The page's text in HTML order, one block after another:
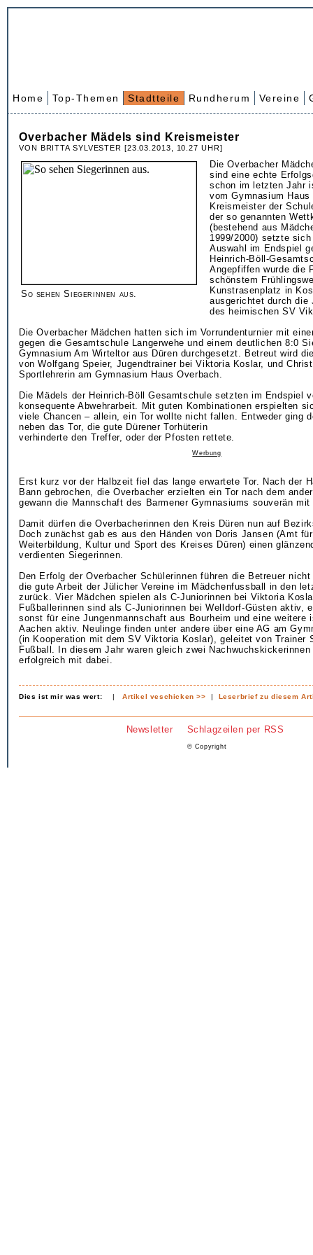
Home Top-Themen Stadtteile Rundherum Vereine
Overbacher Mädels sind Kreismeister
VON BRITTA SYLVESTER [23.03.2013, 10.27 UHR]
So sehen Siegerinnen aus.
Die Overbacher
sind eine echte
schon im letzten Jahr
vom Gymnasium Haus
Kreismeister der
der so genannten
(bestehend aus
1999/2000) setzte
Auswahl im Endspiel
Heinrich-Böll-
Angepfiffen wurde die
schönstem
Kunstrasenplatz in
ausgerichtet durch die
des heimischen SV
Die Overbacher Mädchen hatten sich im Vorrundenturnier mit
gegen die Gesamtschule Langerwehe und einem deutlichen 8:0
Gymnasium Am Wirteltor aus Düren durchgesetzt. Betreut wird
von Wolfgang Speier, Jugendtrainer bei Viktoria Koslar, und
Sportlehrerin am Gymnasium Haus Overbach.
Die Mädels der Heinrich-Böll Gesamtschule setzten im Endspiel
konsequente Abwehrarbeit. Mit guten Kombinationen erspielten
viele Chancen – allein, ein Tor wollte nicht fallen. Entweder ging
neben das Tor, die gute Dürener Torhüterin
verhinderte den Treffer, oder der Pfosten rettete.
Werbung
Erst kurz vor der Halbzeit fiel das lange erwartete Tor. Nach der
Bann gebrochen, die Overbacher erzielten ein Tor nach dem
gewann die Mannschaft des Barmener Gymnasiums souverän mit
Damit dürfen die Overbacherinnen den Kreis Düren nun auf
Doch zunächst gab es aus den Händen von Doris Jansen (Amt
Weiterbildung, Kultur und Sport des Kreises Düren) einen
verdienten Siegerinnen.
Den Erfolg der Overbacher Schülerinnen führen die Betreuer
die gute Arbeit der Jülicher Vereine im Mädchenfussball in den
zurück. Vier Mädchen spielen als C-Juniorinnen bei Viktoria
Fußballerinnen sind als C-Juniorinnen bei Welldorf-Güsten aktiv,
sonst für eine Jungenmannschaft aus Bourheim und eine weitere
Aachen aktiv. Neulinge finden unter andere über eine AG am
(in Kooperation mit dem SV Viktoria Koslar), geleitet von Trainer
Fußball. In diesem Jahr waren gleich zwei Nachwuchskickerinnen
erfolgreich mit dabei.
Dies ist mir was wert: |Artikel veschicken >> | Leserbrief zu diesem
Newsletter Schlagzeilen per RSS
© Copyright